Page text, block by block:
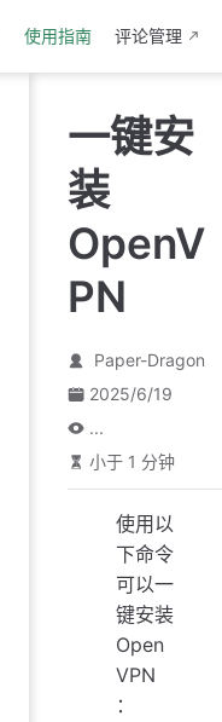
使用指南 评论管理
一键安
装
OpenV
PN
Paper-Dragon
2025/6/19
...
小于 1 分钟
使用以
下命令
可以一
键安装
Open
VPN
：